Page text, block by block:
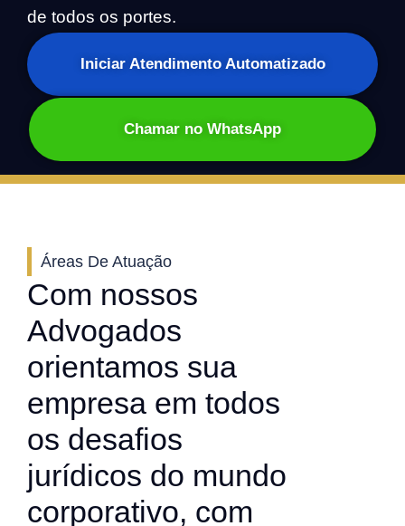
de todos os portes.
Iniciar Atendimento Automatizado
Chamar no WhatsApp
Áreas De Atuação
Com nossos
Advogados
orientamos sua
empresa em todos
os desafios
jurídicos do mundo
corporativo, com